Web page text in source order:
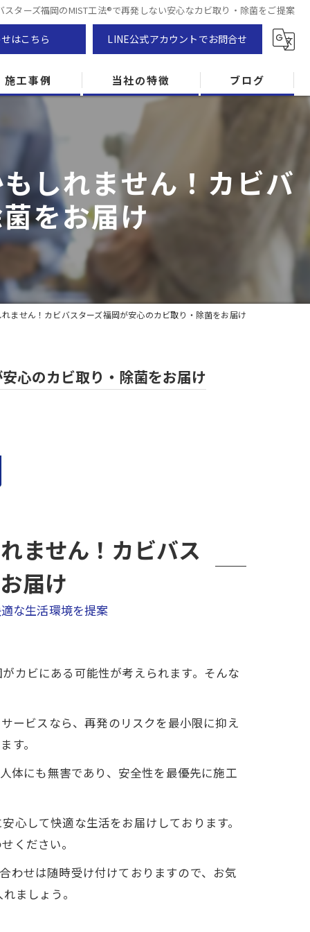
ターズ福岡のMIST工法®で再発しない安心なカビ取り・除菌をご提案
はこちら LINE公式アカウントでお問合せ
施工事例 当社の特徴
防カビ
カビ専門
ZEH住宅
カビ検査
ブログ
しれません！カビバ
をお届け
ません！カビバスターズ福岡が安心のカビ取り・除菌をお届け
心のカビ取り・除菌をお届け
ません！カビバス
届け
な生活環境を提案
カビにある可能性が考えられます。そんな
ービスなら、再発のリスクを最小限に抑え
す。
体にも無害であり、安全性を最優先に施工
心して快適な生活をお届けしております。
ください。
わせは随時受け付けておりますので、お気
ましょう。